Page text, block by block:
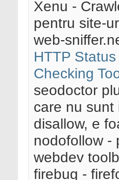
Xenu -
pentru site-
web-
HTTP
Checking
seodoctor
care nu sunt
disallow, e
nodofollow -
webdev
firebug -